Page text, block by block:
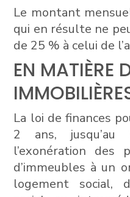
Le montant
qui en résulte ne
de 25 % à celui de
EN MATIÈRE
La loi de finances
2 ans, jusqu’au
l’exonération des
d’immeubles à un
logement social,